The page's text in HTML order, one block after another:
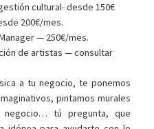
cultural- desde 150€
200€/mes.
— 250€/mes.
de artistas — consultar
a tu negocio, te ponemos
pintamos murales
tú pregunta, que